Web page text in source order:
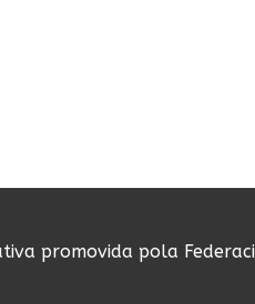
promovida pola